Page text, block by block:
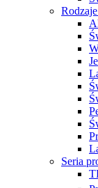
Seria